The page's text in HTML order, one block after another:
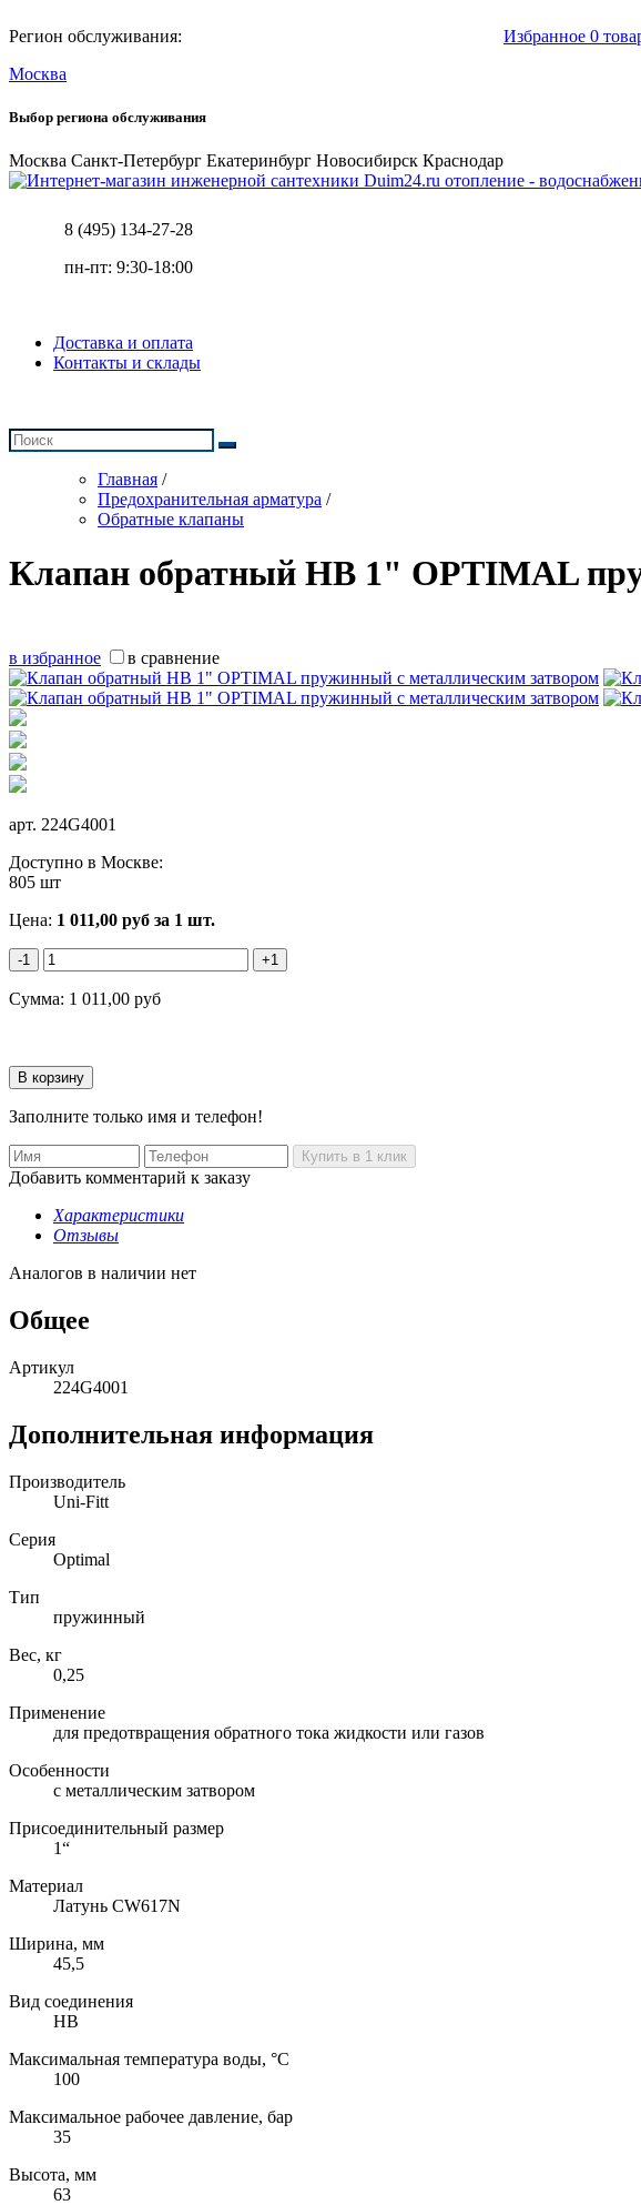
Регион обслуживания:
Москва
Выбор региона обслуживания
Москва Санкт-Петербург Екатеринбург Новосибирск Краснодар
Избранное 0
отопление -
8 (495) 134-27-28
пн-пт: 9:30-18:00
Доставка и оплата
Контакты и склады
Главная /
Предохранительная арматура /
Обратные клапаны
Клапан обратный НВ 1" OPTIMAL
в избранное в сравнение
арт. 224G4001
Доступно в Москве:
805 шт
Цена: 1 011,00 руб за 1 шт.
-1 +1
Сумма: 1 011,00 руб
Заполните только имя и телефон!
Добавить комментарий к заказу
Характеристики
Отзывы
Аналогов в наличии нет
Общее
Артикул
224G4001
Дополнительная информация
Производитель
Uni-Fitt
Серия
Optimal
Тип
пружинный
Вес, кг
0,25
Применение
для предотвращения обратного тока жидкости или газов
Особенности
с металлическим затвором
Присоединительный размер
1“
Материал
Латунь CW617N
Ширина, мм
45,5
Вид соединения
НВ
Максимальная температура воды, °C
100
Максимальное рабочее давление, бар
35
Высота, мм
63